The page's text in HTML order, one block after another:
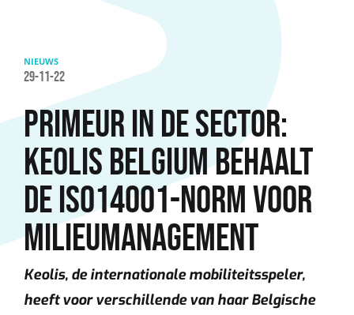
Overslaan en naar de inhoud gaan
NIEUWS
29-11-22
PRIMEUR IN DE SECTOR:
KEOLIS BELGIUM BEHAALT
DE ISO14001-NORM VOOR
MILIEUMANAGEMENT
Keolis, de internationale mobiliteitsspeler,
heeft voor verschillende van haar Belgische